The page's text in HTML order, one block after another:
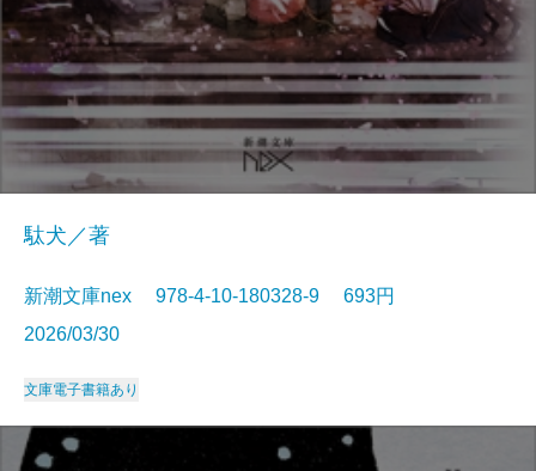
駄犬／著
新潮文庫nex 978-4-10-180328-9 693円
2026/03/30
文庫電子書籍あり